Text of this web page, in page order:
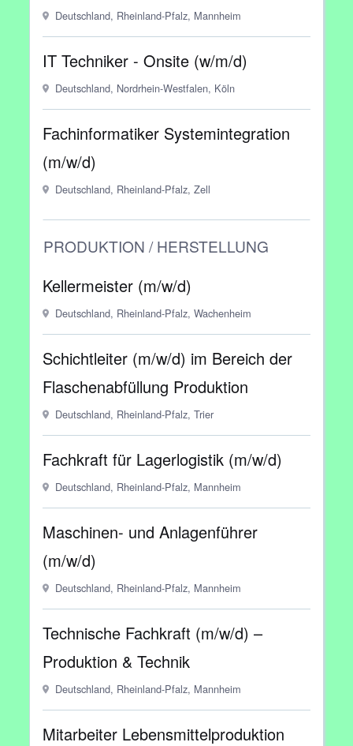
Deutschland, Rheinland-Pfalz, Mannheim
IT Techniker - Onsite (w/m/d)
Deutschland, Nordrhein-Westfalen, Köln
Fachinformatiker Systemintegration
(m/w/d)
Deutschland, Rheinland-Pfalz, Zell
PRODUKTION / HERSTELLUNG
Kellermeister (m/w/d)
Deutschland, Rheinland-Pfalz, Wachenheim
Schichtleiter (m/w/d) im Bereich der
Flaschenabfüllung Produktion
Deutschland, Rheinland-Pfalz, Trier
Fachkraft für Lagerlogistik (m/w/d)
Deutschland, Rheinland-Pfalz, Mannheim
Maschinen- und Anlagenführer
(m/w/d)
Deutschland, Rheinland-Pfalz, Mannheim
Technische Fachkraft (m/w/d) –
Produktion & Technik
Deutschland, Rheinland-Pfalz, Mannheim
Mitarbeiter Lebensmittelproduktion